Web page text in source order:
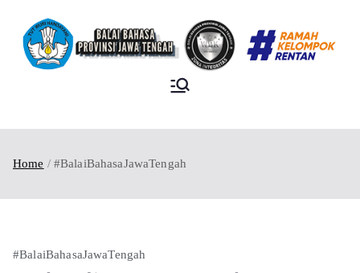
TENGAH
Home #BalaiBahasaJawaTengah
#BalaiBahasaJawaTengah